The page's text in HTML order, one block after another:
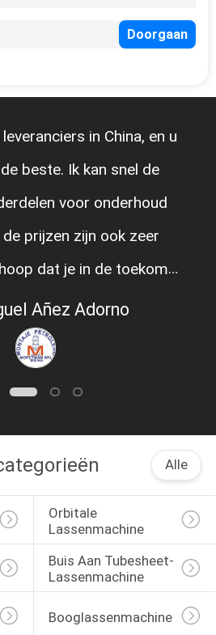
en u
de
Wij zijn
werken,
team om
opleidend
ongeveer 5
al onze
Alle
Orbitale
Lassenmachine
Buis Aan Tubesheet-
Lassenmachine
Booglassenmachine